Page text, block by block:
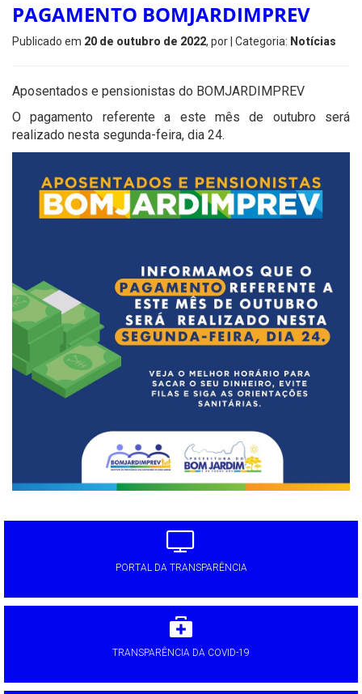
PAGAMENTO BOMJARDIMPREV
Publicado em 20 de outubro de 2022, por | Categoria: Notícias
Aposentados e pensionistas do BOMJARDIMPREV
O pagamento referente a este mês de outubro será
realizado nesta segunda-feira, dia 24.
PORTAL DA TRANSPARÊNCIA
TRANSPARÊNCIA DA COVID-19